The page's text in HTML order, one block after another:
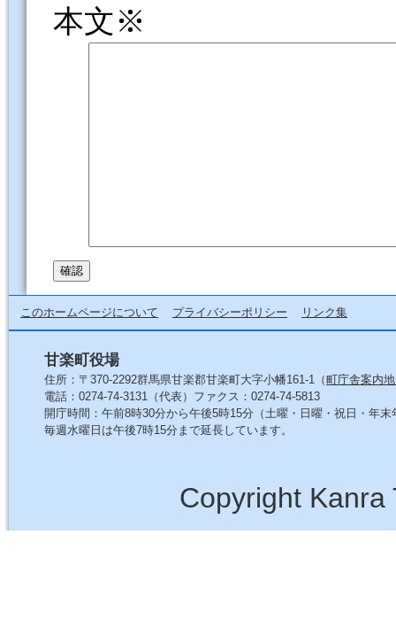
本文※
このホームページについて プライバシーポリシー リンク集
甘楽町役場
住所：〒370-2292群馬県甘楽郡甘楽町大字小幡161-1（町庁舎案内
電話：0274-74-3131（代表）ファクス：0274-74-5813
開庁時間：午前8時30分から午後5時15分（土曜・日曜・祝日・年末
毎週水曜日は午後7時15分まで延長しています。
Copyright Kanra